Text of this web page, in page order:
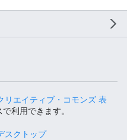
リエイティブ・コモンズ 表
利用できます。
スクトップ